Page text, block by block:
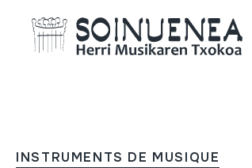
INSTRUMENTS DE MUSIQUE
TTAKUN 3.0